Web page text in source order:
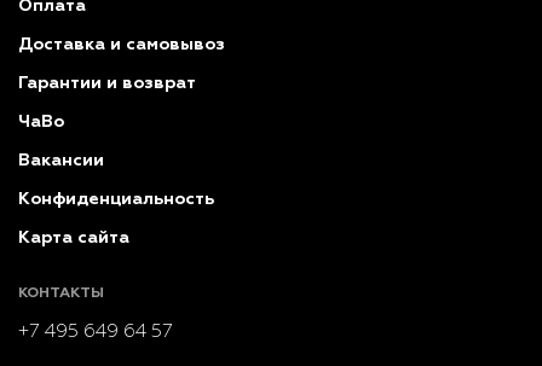
Оплата
Доставка и самовывоз
Гарантии и возврат
ЧаВо
Вакансии
Конфиденциальность
Карта сайта
КОНТАКТЫ
+7 495 649 64 57